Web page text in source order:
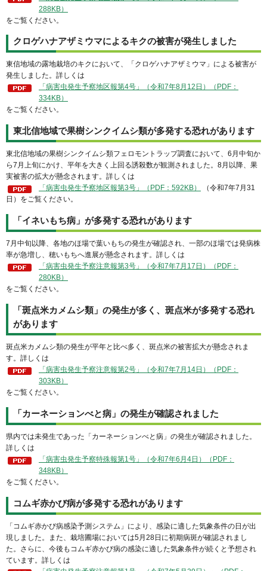
288KB）
をご覧ください。
クロゲハナアザミウマによるキクの被害が発生しました
東信地域の露地栽培のキクにおいて、「クロゲハナアザミウマ」による被害が
発生しました。詳しくは
「病害虫発生予察地区報第4号」（令和7年8月12日）（PDF：
334KB）
をご覧ください。
東北信地域で果樹シンクイムシ類が多発する恐れがあります
東北信地域の果樹シンクイムシ類フェロモントラップ調査において、6月中旬か
ら7月上旬にかけ、平年を大きく上回る誘殺数が観測されました。8月以降、果
実被害の拡大が懸念されます。詳しくは
「病害虫発生予察地区報第3号」（PDF：592KB）
（令和7年7月31
日）をご覧ください。
「イネいもち病」が多発する恐れがあります
7月中旬以降、各地のほ場で葉いもちの発生が確認され、一部のほ場では発病株
率が急増し、穂いもちへ進展が懸念されます。詳しくは
「病害虫発生予察注意報第3号」（令和7年7月17日）（PDF：
280KB）
をご覧ください。
「斑点米カメムシ類」の発生が多く、斑点米が多発する恐れ
があります
斑点米カメムシ類の発生が平年と比べ多く、斑点米の被害拡大が懸念されま
す。詳しくは
「病害虫発生予察注意報第2号」（令和7年7月14日）（PDF：
303KB）
をご覧ください。
「カーネーションべと病」の発生が確認されました
県内では未発生であった「カーネーションべと病」の発生が確認されました。
詳しくは
「病害虫発生予察特殊報第1号」（令和7年6月4日）（PDF：
348KB）
をご覧ください。
コムギ赤かび病が多発する恐れがあります
「コムギ赤かび病感染予測システム」により、感染に適した気象条件の日が出
現しました。また、栽培圃場においては5月28日に初期病斑が確認されまし
た。さらに、今後もコムギ赤かび病の感染に適した気象条件が続くと予想され
ています。詳しくは